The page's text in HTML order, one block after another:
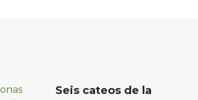
Seis cateos de la